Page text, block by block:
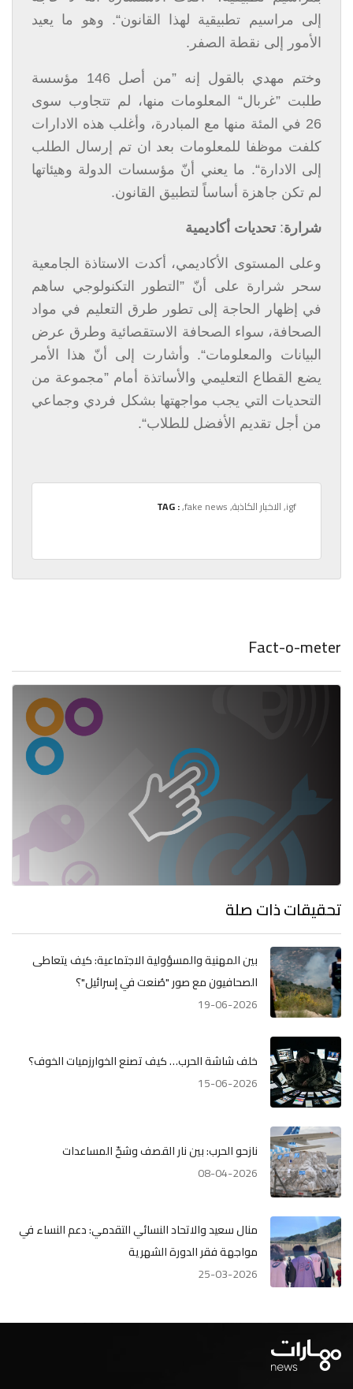
إلى مراسيم تطبيقية لهذا القانون“. وهو ما يعيد
الأمور إلى نقطة الصفر.
وختم مهدي بالقول إنه ”من أصل 146 مؤسسة
طلبت ”غربال“ المعلومات منها، لم تتجاوب سوى
26 في المئة منها مع المبادرة، وأغلب هذه الادارات
كلفت موظفا للمعلومات بعد ان تم إرسال الطلب
إلى الادارة“. ما يعني أنّ مؤسسات الدولة وهيئاتها
لم تكن جاهزة أساساً لتطبيق القانون.
شرارة: تحديات أكاديمية
وعلى المستوى الأكاديمي، أكدت الاستاذة الجامعية
سحر شرارة على أنّ ”التطور التكنولوجي ساهم
في إظهار الحاجة إلى تطور طرق التعليم في مواد
الصحافة، سواء الصحافة الاستقصائية وطرق عرض
البيانات والمعلومات“. وأشارت إلى أنّ هذا الأمر
يضع القطاع التعليمي والأساتذة أمام ”مجموعة من
التحديات التي يجب مواجهتها بشكل فردي وجماعي
من أجل تقديم الأفضل للطلاب“.
TAG :,fake news ,igf
Fact-o-meter
تحقيقات ذات صلة
بين المهنية والمسؤولية الاجتماعية: كيف يتعاطى
الصحافيون مع صور "صُنعت في إسرائيل"؟
19-06-2026
خلف شاشة الحرب… كيف تصنع الخوارزميات الخوف؟
15-06-2026
نازحو الحرب: بين نار القصف وشحّ المساعدات
08-04-2026
منال سعيد والاتحاد النسائي التقدمي: دعم النساء في
مواجهة فقر الدورة الشهرية
25-03-2026